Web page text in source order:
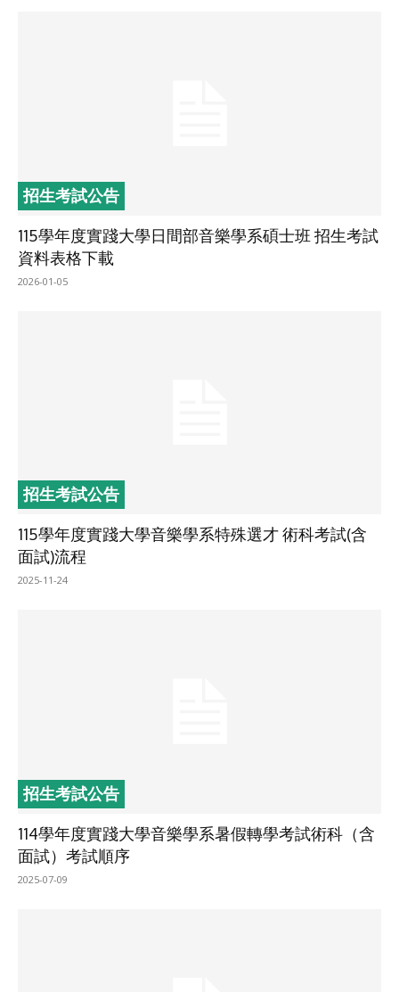
招生考試公告
115學年度實踐大學日間部音樂學系碩士班 招生考試
資料表格下載
2026-01-05
招生考試公告
115學年度實踐大學音樂學系特殊選才 術科考試(含
面試)流程
2025-11-24
招生考試公告
114學年度實踐大學音樂學系暑假轉學考試術科（含
面試）考試順序
2025-07-09